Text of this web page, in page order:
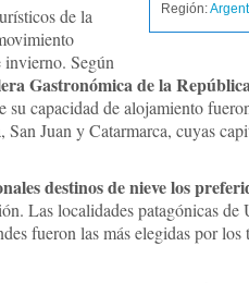
Región:
de la
invierno. Según
Gastronómica de la
su capacidad de alojamiento
Juan y Catarmarca, cuyas
destinos de nieve los
Las localidades patagónicas
fueron las más elegidas por